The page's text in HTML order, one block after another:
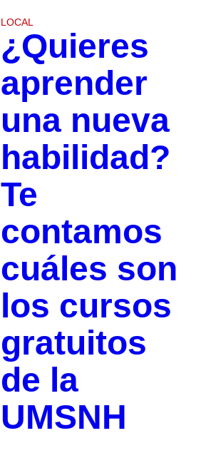
LOCAL
¿Quieres
aprender
una nueva
habilidad?
Te
contamos
cuáles son
los cursos
gratuitos
de la
UMSNH